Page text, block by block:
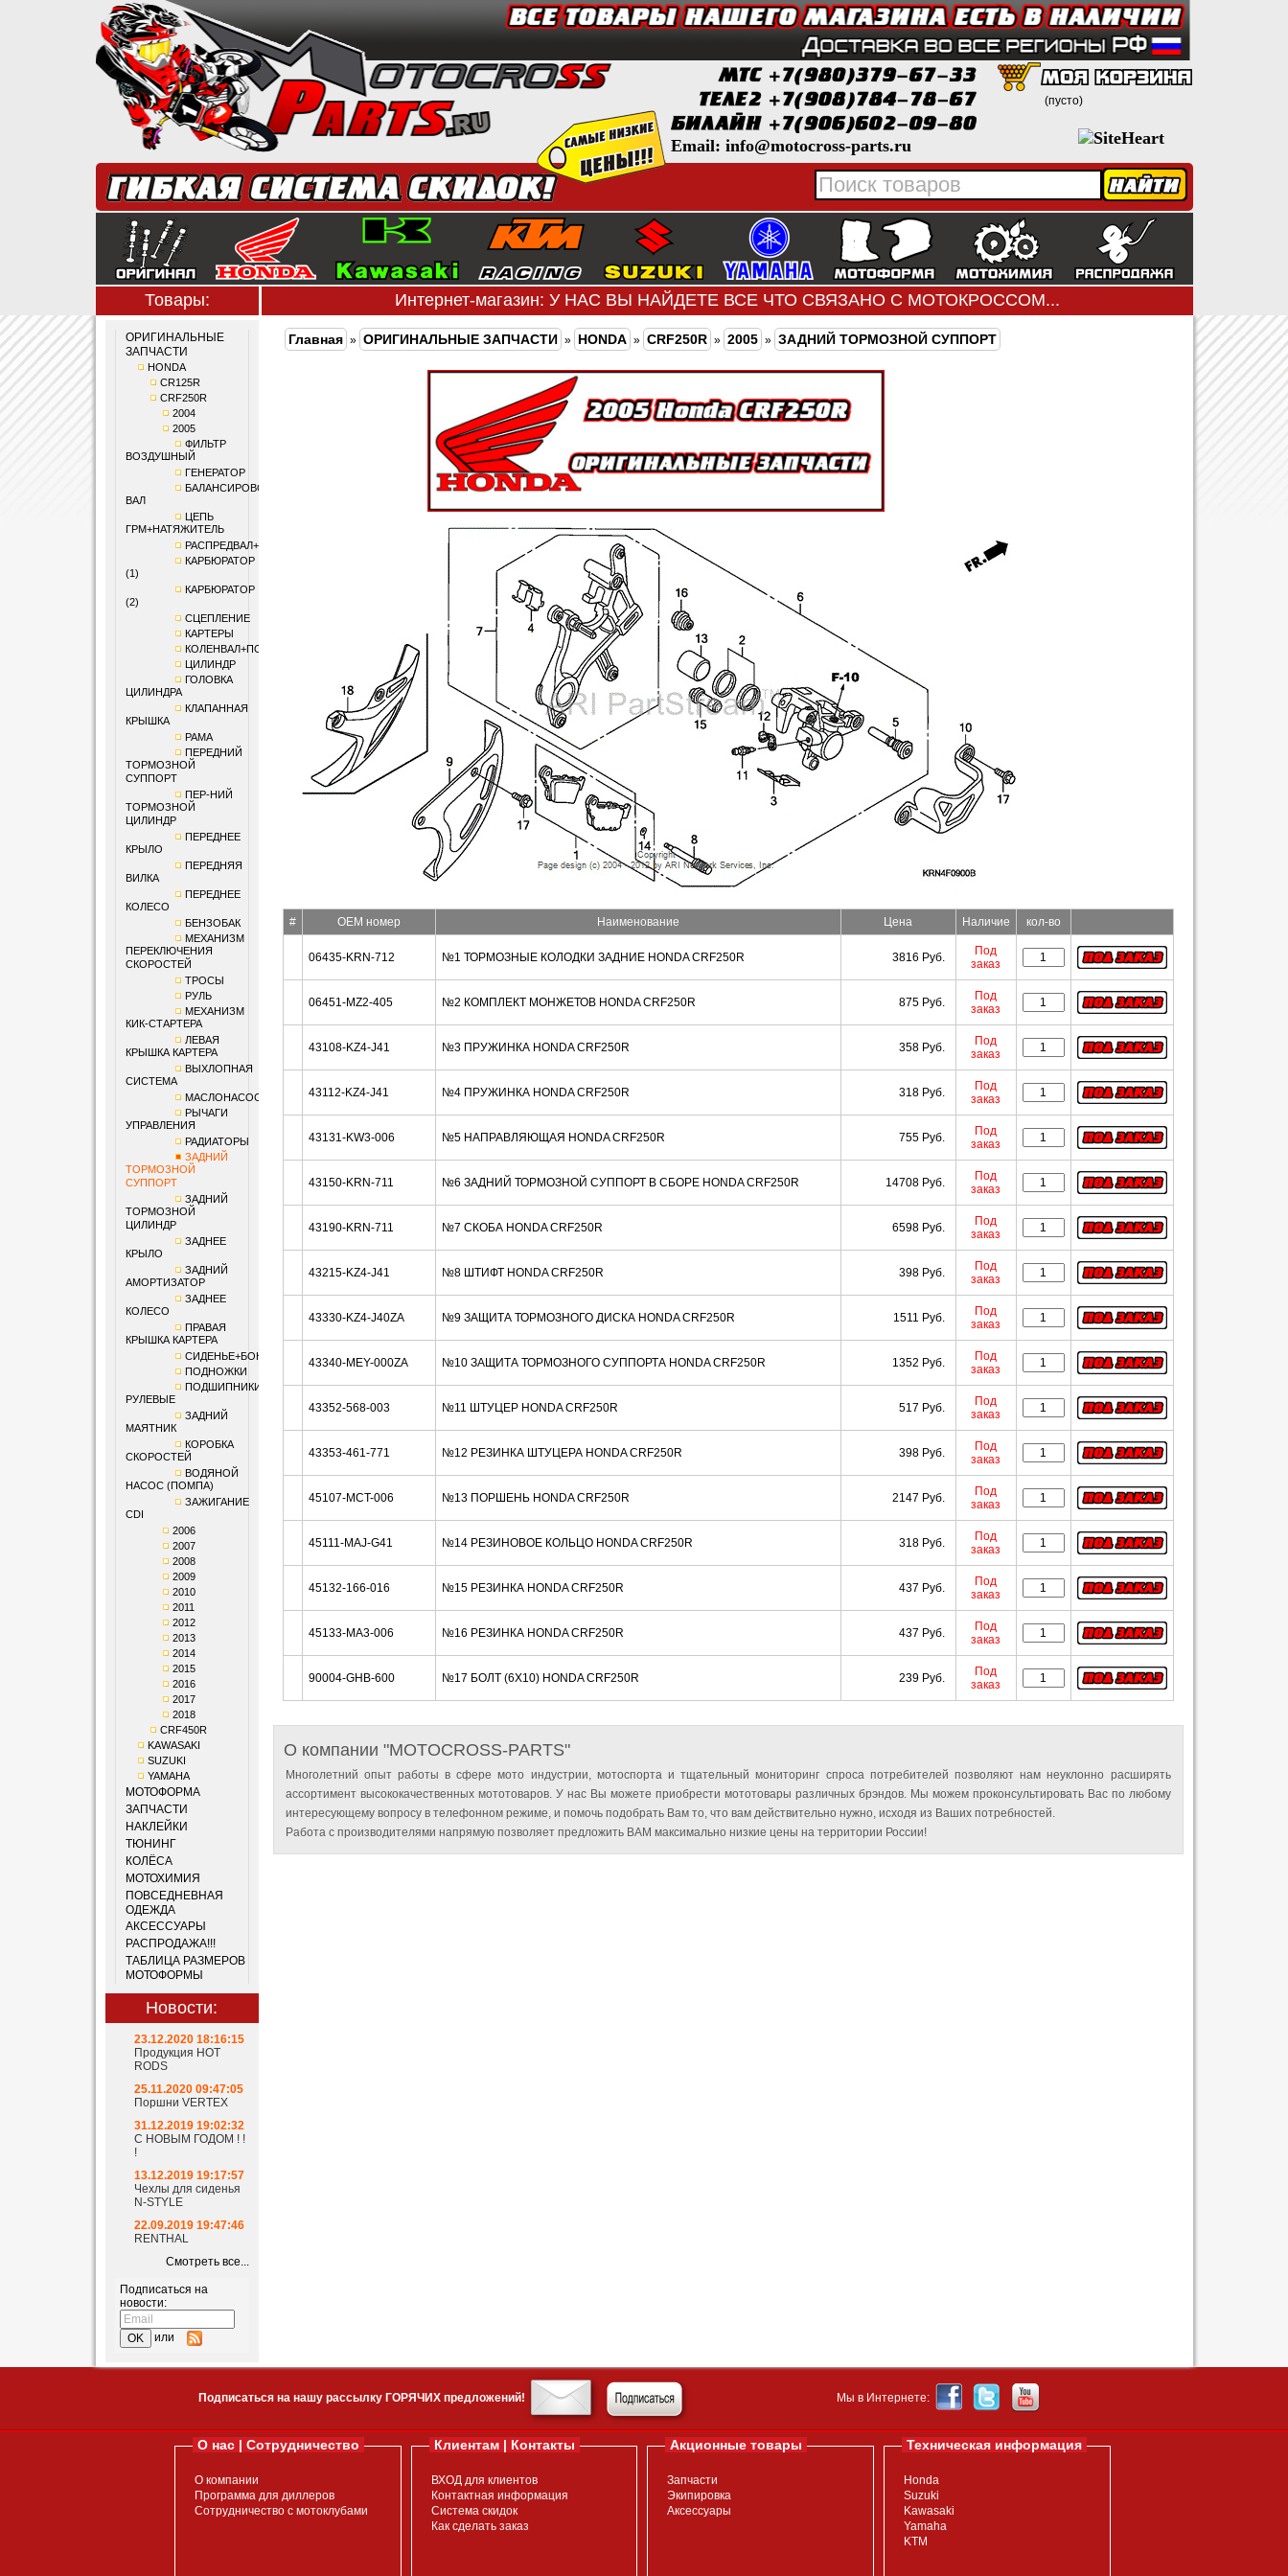
(пусто)
Email: info@motocross-parts.ru
Товары: Интернет-магазин: У НАС ВЫ НАЙДЕТЕ ВСЕ ЧТО СВЯЗАНО С МОТОКРОССОМ...
ОРИГИНАЛЬНЫЕ
ЗАПЧАСТИ
HONDA
CR125R
CRF250R
2004
2005
ФИЛЬТР
ВОЗДУШНЫЙ
ГЕНЕРАТОР
БАЛАНСИРОВОЧНЫЙ
ВАЛ
ЦЕПЬ
ГРМ+НАТЯЖИТЕЛЬ
РАСПРЕДВАЛ+КЛАПАНЫ
КАРБЮРАТОР
(1)
КАРБЮРАТОР
(2)
СЦЕПЛЕНИЕ
КАРТЕРЫ
КОЛЕНВАЛ+ПОРШЕНЬ
ЦИЛИНДР
ГОЛОВКА
ЦИЛИНДРА
КЛАПАННАЯ
КРЫШКА
РАМА
ПЕРЕДНИЙ
ТОРМОЗНОЙ
СУППОРТ
ПЕР-НИЙ
ТОРМОЗНОЙ
ЦИЛИНДР
ПЕРЕДНЕЕ
КРЫЛО
ПЕРЕДНЯЯ
ВИЛКА
ПЕРЕДНЕЕ
КОЛЕСО
БЕНЗОБАК
МЕХАНИЗМ
ПЕРЕКЛЮЧЕНИЯ
СКОРОСТЕЙ
ТРОСЫ
РУЛЬ
МЕХАНИЗМ
КИК-СТАРТЕРА
ЛЕВАЯ
КРЫШКА КАРТЕРА
ВЫХЛОПНАЯ
СИСТЕМА
МАСЛОНАСОС
РЫЧАГИ
УПРАВЛЕНИЯ
РАДИАТОРЫ
ЗАДНИЙ
ТОРМОЗНОЙ
СУППОРТ
ЗАДНИЙ
ТОРМОЗНОЙ
ЦИЛИНДР
ЗАДНЕЕ
КРЫЛО
ЗАДНИЙ
АМОРТИЗАТОР
ЗАДНЕЕ
КОЛЕСО
ПРАВАЯ
КРЫШКА КАРТЕРА
СИДЕНЬЕ+БОКОВИНЫ
ПОДНОЖКИ
ПОДШИПНИКИ
РУЛЕВЫЕ
ЗАДНИЙ
МАЯТНИК
КОРОБКА
СКОРОСТЕЙ
ВОДЯНОЙ
НАСОС (ПОМПА)
ЗАЖИГАНИЕ
CDI
2006
2007
2008
2009
2010
2011
2012
2013
2014
2015
2016
2017
2018
CRF450R
KAWASAKI
SUZUKI
YAMAHA
МОТОФОРМА
ЗАПЧАСТИ
НАКЛЕЙКИ
ТЮНИНГ
КОЛЁСА
МОТОХИМИЯ
ПОВСЕДНЕВНАЯ
ОДЕЖДА
АКСЕССУАРЫ
РАСПРОДАЖА!!!
ТАБЛИЦА РАЗМЕРОВ
МОТОФОРМЫ
Новости:
23.12.2020 18:16:15
Продукция HOT
RODS
25.11.2020 09:47:05
Поршни VERTEX
31.12.2019 19:02:32
С НОВЫМ ГОДОМ ! !
!
13.12.2019 19:17:57
Чехлы для сиденья
N-STYLE
22.09.2019 19:47:46
RENTHAL
Смотреть все...
Подписаться на
новости:
или
Главная » ОРИГИНАЛЬНЫЕ ЗАПЧАСТИ » HONDA » CRF250R » 2005 » ЗАДНИЙ ТОРМОЗНОЙ СУППОРТ
# OEM номер Наименование Цена Наличие кол-во
06435-KRN-712 №1 ТОРМОЗНЫЕ КОЛОДКИ ЗАДНИЕ HONDA CRF250R 3816 Руб.
Под
заказ
06451-MZ2-405 №2 КОМПЛЕКТ МОНЖЕТОВ HONDA CRF250R 875 Руб.
Под
заказ
43108-KZ4-J41 №3 ПРУЖИНКА HONDA CRF250R 358 Руб.
Под
заказ
43112-KZ4-J41 №4 ПРУЖИНКА HONDA CRF250R 318 Руб.
Под
заказ
43131-KW3-006 №5 НАПРАВЛЯЮЩАЯ HONDA CRF250R 755 Руб.
Под
заказ
43150-KRN-711 №6 ЗАДНИЙ ТОРМОЗНОЙ СУППОРТ В СБОРЕ HONDA CRF250R 14708 Руб.
Под
заказ
43190-KRN-711 №7 СКОБА HONDA CRF250R 6598 Руб.
Под
заказ
43215-KZ4-J41 №8 ШТИФТ HONDA CRF250R 398 Руб.
Под
заказ
43330-KZ4-J40ZA №9 ЗАЩИТА ТОРМОЗНОГО ДИСКА HONDA CRF250R 1511 Руб.
Под
заказ
43340-MEY-000ZA №10 ЗАЩИТА ТОРМОЗНОГО СУППОРТА HONDA CRF250R 1352 Руб.
Под
заказ
43352-568-003 №11 ШТУЦЕР HONDA CRF250R 517 Руб.
Под
заказ
43353-461-771 №12 РЕЗИНКА ШТУЦЕРА HONDA CRF250R 398 Руб.
Под
заказ
45107-MCT-006 №13 ПОРШЕНЬ HONDA CRF250R 2147 Руб.
Под
заказ
45111-MAJ-G41 №14 РЕЗИНОВОЕ КОЛЬЦО HONDA CRF250R 318 Руб.
Под
заказ
45132-166-016 №15 РЕЗИНКА HONDA CRF250R 437 Руб.
Под
заказ
45133-MA3-006 №16 РЕЗИНКА HONDA CRF250R 437 Руб.
Под
заказ
90004-GHB-600 №17 БОЛТ (6X10) HONDA CRF250R 239 Руб.
Под
заказ
О компании "MOTOCROSS-PARTS"
Многолетний опыт работы в сфере мото индустрии, мотоспорта и тщательный мониторинг спроса потребителей позволяют нам неуклонно расширять
ассортимент высококачественных мототоваров. У нас Вы можете приобрести мототовары различных брэндов. Мы можем проконсультировать Вас по любому
интересующему вопросу в телефонном режиме, и помочь подобрать Вам то, что вам действительно нужно, исходя из Ваших потребностей.
Работа с производителями напрямую позволяет предложить ВАМ максимально низкие цены на территории России!
Подписаться на нашу рассылку ГОРЯЧИХ предложений! Мы в Интернете:
О нас | Сотрудничество
О компании
Программа для диллеров
Сотрудничество с мотоклубами
Клиентам | Контакты
ВХОД для клиентов
Контактная информация
Система скидок
Как сделать заказ
Акционные товары
Запчасти
Экипировка
Аксессуары
Техническая информация
Honda
Suzuki
Kawasaki
Yamaha
KTM